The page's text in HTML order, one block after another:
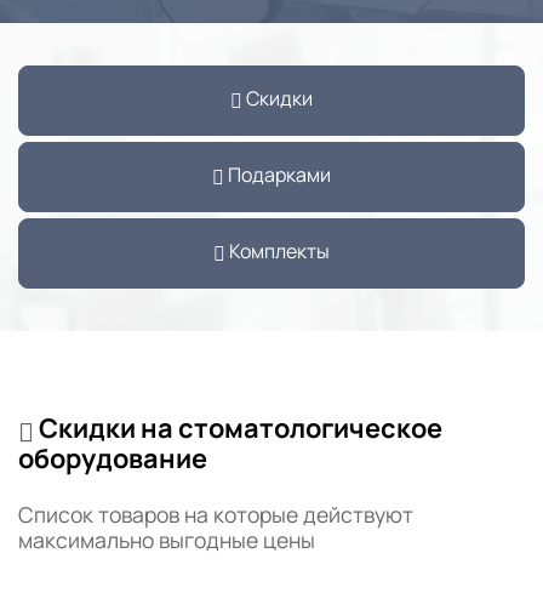
Скидки
Подарками
Комплекты
Скидки на стоматологическое
оборудование
Список товаров на которые действуют
максимально выгодные цены